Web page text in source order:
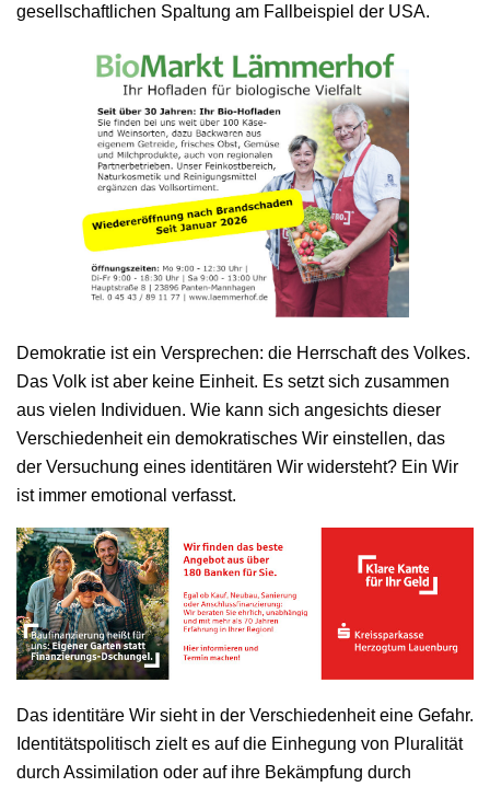
gesellschaftlichen Spaltung am Fallbeispiel der USA.
Demokratie ist ein Versprechen: die Herrschaft des Volkes.
Das Volk ist aber keine Einheit. Es setzt sich zusammen
aus vielen Individuen. Wie kann sich angesichts dieser
Verschiedenheit ein demokratisches Wir einstellen, das
der Versuchung eines identitären Wir widersteht? Ein Wir
ist immer emotional verfasst.
Das identitäre Wir sieht in der Verschiedenheit eine Gefahr.
Identitätspolitisch zielt es auf die Einhegung von Pluralität
durch Assimilation oder auf ihre Bekämpfung durch